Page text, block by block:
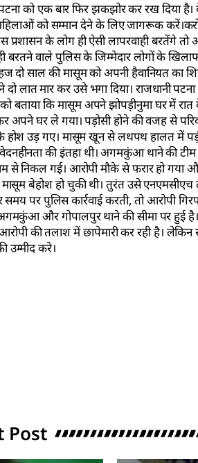
को एक बार फिर झकझोर कर रख दिया है।
को सम्मान देने के लिए जागरूक
के लोग ही ऐसी लापरवाही बरतेंगे तो
वाले पुलिस के जिम्मेदार लोगों के खिलाफ
साल की मासूम को अपनी हैवानियत का
लात मार कर उसे भगा दिया। राजधानी
बताया कि मासूम अपने झोपड़ीनुमा घर में
अपने घर ले गया। पड़ोसी होने की वजह से
होश उड़ गए। मासूम खून से लथपथ हालत में
की इंतहा थी। अगमकुंआ थाने की टीम
से निकल गई। आरोपी मौके से फरार हो
बेहोश हो चुकी थी। तुरंत उसे एनएमसीएच
पर पुलिस कार्रवाई करती, तो आरोपी
और गोपालपुर थाने की सीमा पर हुई है।
की तलाश में छापेमारी कर रही है।
उम्मीद करे।
Post